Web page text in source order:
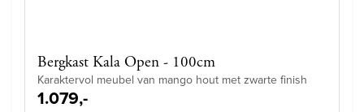
Bergkast Kala Open - 100cm
Karaktervol meubel van mango hout met zwarte finish
1.079,-